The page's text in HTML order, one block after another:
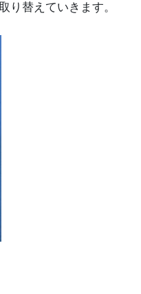
り替えていきます。